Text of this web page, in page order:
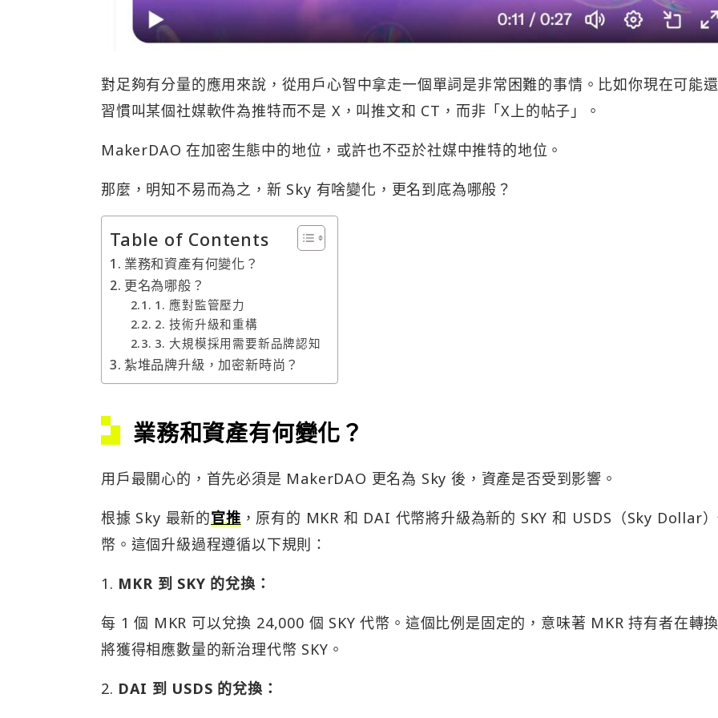
對足夠有分量的應用來說，從用戶心智中拿走一個單詞是非常困難的事情。比如你現在可能
習慣叫某個社媒軟件為推特而不是 X，叫推文和 CT，而非「X上的帖子」。
MakerDAO 在加密生態中的地位，或許也不亞於社媒中推特的地位。
那麼，明知不易而為之，新 Sky 有啥變化，更名到底為哪般？
Table of Contents
業務和資產有何變化？
更名為哪般？
1. 應對監管壓力
2. 技術升級和重構
3. 大規模採用需要新品牌認知
紮堆品牌升級，加密新時尚？
業務和資產有何變化？
用戶最關心的，首先必須是 MakerDAO 更名為 Sky 後，資產是否受到影響。
根據 Sky 最新的官推，原有的 MKR 和 DAI 代幣將升級為新的 SKY 和 USDS（Sky Dollar
幣。這個升級過程遵循以下規則：
1. MKR 到 SKY 的兌換：
每 1 個 MKR 可以兌換 24,000 個 SKY 代幣。這個比例是固定的，意味著 MKR 持有者在轉
將獲得相應數量的新治理代幣 SKY。
2. DAI 到 USDS 的兌換：